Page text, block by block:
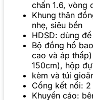
chấn 1.6, vòng
Khung thân
nhẹ, siêu bền
HDSD: dùng
Bộ đồng hồ
cao và áp
150cm), hộp
kèm và túi
Cổng kết nối: 2
Khuyến cáo: